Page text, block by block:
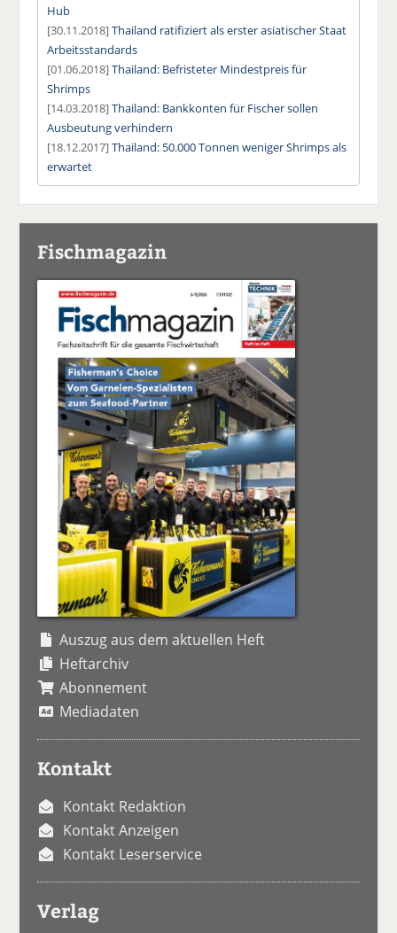
Hub
[30.11.2018]Thailand ratifiziert als erster asiatischer Staat
Arbeitsstandards
[01.06.2018]Thailand: Befristeter Mindestpreis für
Shrimps
[14.03.2018]Thailand: Bankkonten für Fischer sollen
Ausbeutung verhindern
[18.12.2017]Thailand: 50.000 Tonnen weniger Shrimps als
erwartet
Fischmagazin
Auszug aus dem aktuellen Heft
Heftarchiv
Abonnement
Mediadaten
Kontakt
Kontakt Redaktion
Kontakt Anzeigen
Kontakt Leserservice
Verlag